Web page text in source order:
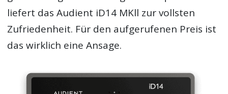
liefert das Audient iD14 MKll zur vollsten
Zufriedenheit. Für den aufgerufenen Preis ist
das wirklich eine Ansage.